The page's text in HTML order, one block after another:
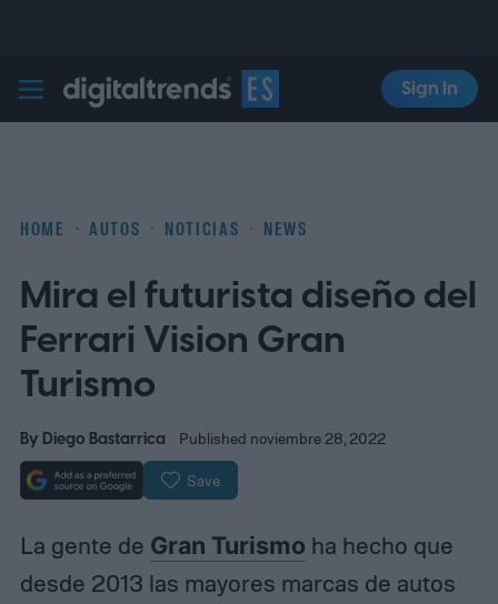
Digital Trends Español
Sign In
HOME AUTOS NOTICIAS NEWS
Mira el futurista diseño del
Ferrari Vision Gran
Turismo
By Diego Bastarrica Published noviembre 28, 2022
Save
La gente de Gran Turismo ha hecho que
desde 2013 las mayores marcas de autos